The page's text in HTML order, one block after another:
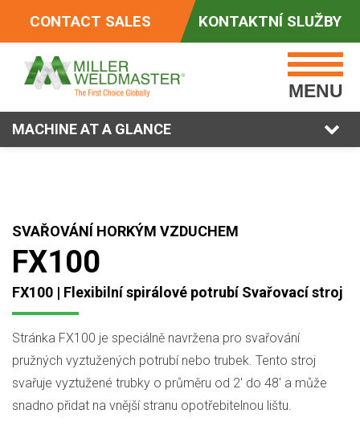
CONTACT SALES KONTAKTNÍ SLUŽBY
MENU
MACHINE AT A GLANCE
SVAŘOVÁNÍ HORKÝM VZDUCHEM
FX100
FX100 | Flexibilní spirálové potrubí Svařovací stroj
Stránka FX100 je speciálně navržena pro svařování
pružných vyztužených potrubí nebo trubek. Tento stroj
svařuje vyztužené trubky o průměru od 2' do 48' a může
snadno přidat na vnější stranu opotřebitelnou lištu.